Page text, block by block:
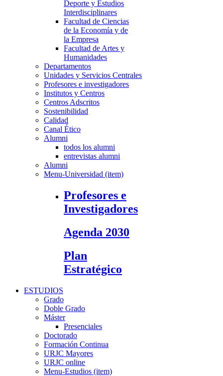
Deporte y Estudios
Interdisciplinares
Facultad de Ciencias
de la Economía y de
la Empresa
Facultad de Artes y
Humanidades
Departamentos
Unidades y Servicios Centrales
Profesores e investigadores
Institutos y Centros
Centros Adscritos
Sostenibilidad
Calidad
Canal Ético
Alumni
todos los alumni
entrevistas alumni
Alumni
Menu-Universidad (item)
Profesores e
Investigadores
Agenda 2030
Plan
Estratégico
ESTUDIOS
Grado
Doble Grado
Máster
Presenciales
Doctorado
Formación Continua
URJC Mayores
URJC online
Menu-Estudios (item)